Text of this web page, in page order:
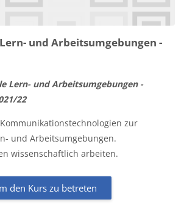
und Arbeitsumgebungen -
Lern- und Arbeitsumgebungen -
22
zur
und Arbeitsumgebungen.
wissenschaftlich arbeiten.
den Kurs zu betreten